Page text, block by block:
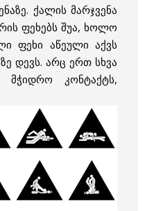
ქალის მარჯვენა
ფეხებს შუა, ხოლო
ფეხი აწეული აქვს
დევს. არც ერთ სხვა
კონტაქტს,